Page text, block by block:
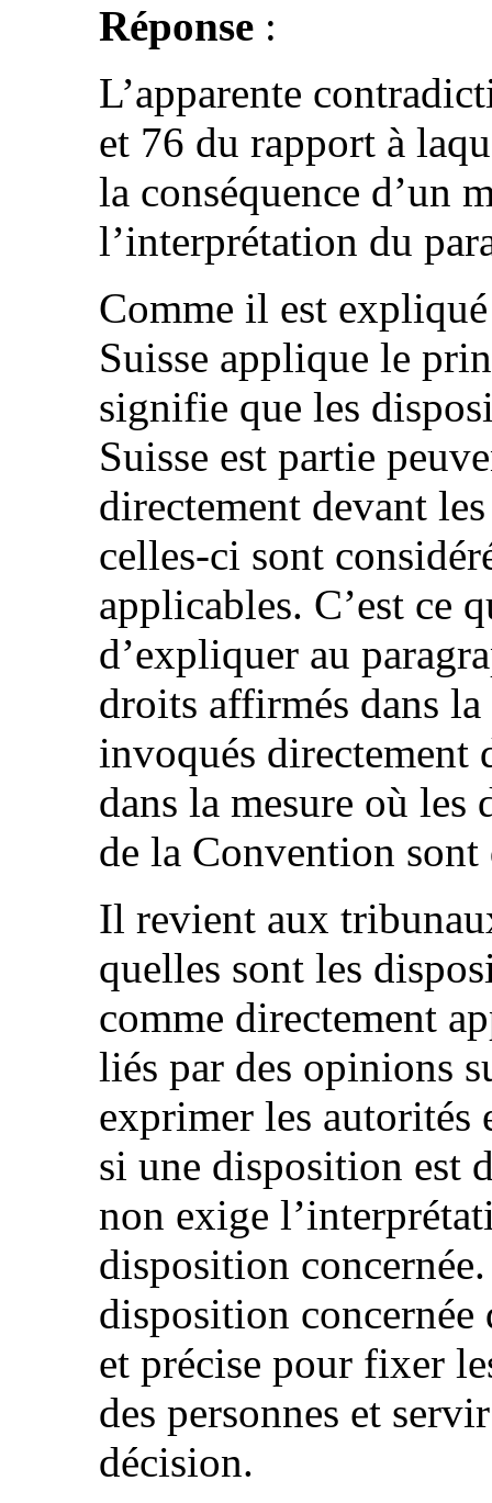
Réponse :
L’apparente
et 76 du rapport à
la conséquence d’un
l’interprétation du
Comme il est
Suisse applique le
signifie que les
Suisse est partie
directement devant
celles-ci sont
applicables. C’est ce
d’expliquer au
droits affirmés dans
invoqués directement
dans la mesure où les
de la Convention
Il revient aux
quelles sont les
comme directement
liés par des opinions
exprimer les autorités
si une disposition est
non exige
disposition
disposition
et précise pour fixer
des personnes et
décision.